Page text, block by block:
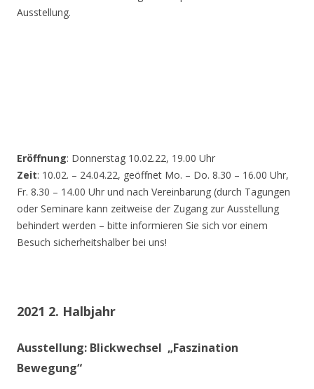
Ausstellung.
Eröffnung: Donnerstag 10.02.22, 19.00 Uhr
Zeit: 10.02. – 24.04.22, geöffnet Mo. – Do. 8.30 – 16.00 Uhr,
Fr. 8.30 – 14.00 Uhr und nach Vereinbarung (durch Tagungen
oder Seminare kann zeitweise der Zugang zur Ausstellung
behindert werden – bitte informieren Sie sich vor einem
Besuch sicherheitshalber bei uns!
2021 2. Halbjahr
Ausstellung: Blickwechsel „Faszination
Bewegung“